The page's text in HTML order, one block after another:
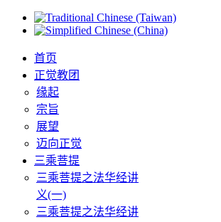
首页
正觉教团
缘起
宗旨
展望
迈向正觉
三乘菩提
三乘菩提之法华经讲
义(一)
三乘菩提之法华经讲